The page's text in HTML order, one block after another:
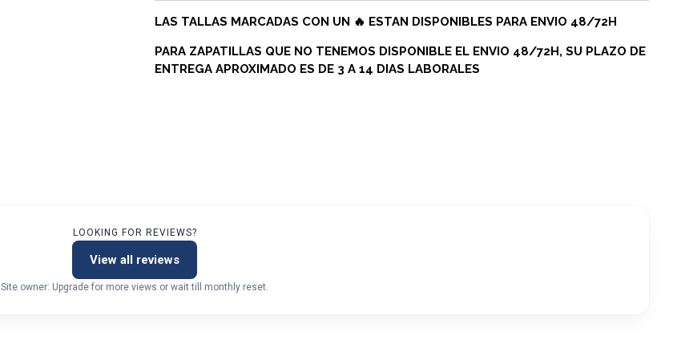
LAS TALLAS MARCADAS CON UN 🔥 ESTAN DISPONIBLES PARA ENVIO 48/72H
PARA ZAPATILLAS QUE NO TENEMOS DISPONIBLE EL ENVIO 48/72H, SU PLAZO DE
ENTREGA APROXIMADO ES DE 3 A 14 DIAS LABORALES
LOOKING FOR REVIEWS?
View all reviews
Site owner: Upgrade for more views or wait till monthly reset.